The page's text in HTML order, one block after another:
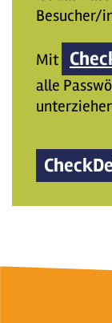
Besucher/
Mit
alle